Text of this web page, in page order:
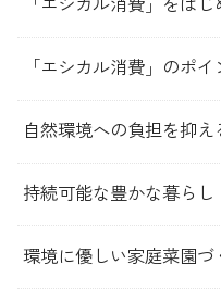
「エシカル消費」をは
「エシカル消費」のポイ
自然環境への負担を抑
持続可能な豊かな暮ら
環境に優しい家庭菜園づ